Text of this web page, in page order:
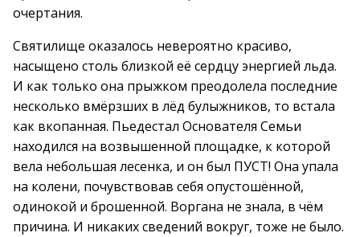
очертания.
Святилище оказалось невероятно красиво,
насыщено столь близкой её сердцу энергией льда.
И как только она прыжком преодолела последние
несколько вмёрзших в лёд булыжников, то встала
как вкопанная. Пьедестал Основателя Семьи
находился на возвышенной площадке, к которой
вела небольшая лесенка, и он был ПУСТ! Она упала
на колени, почувствовав себя опустошённой,
одинокой и брошенной. Воргана не знала, в чём
причина. И никаких сведений вокруг, тоже не было.